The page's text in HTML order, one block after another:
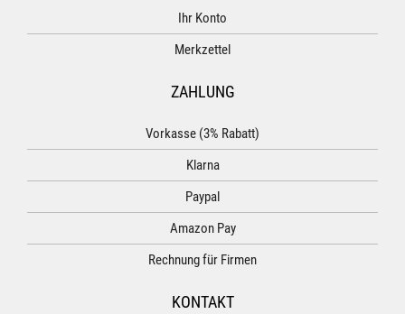
Ihr Konto
Merkzettel
ZAHLUNG
Vorkasse (3% Rabatt)
Klarna
Paypal
Amazon Pay
Rechnung für Firmen
KONTAKT